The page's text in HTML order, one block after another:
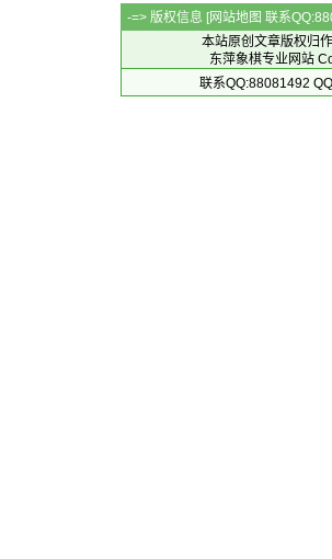
-=> 版权信息 [网站地图 联系
本站原创文章版权归
东萍象棋专业网站
联系QQ:88081492